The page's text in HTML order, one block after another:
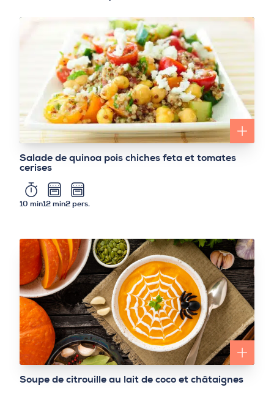
Salade de quinoa pois chiches feta et tomates
cerises
10 min12 min2 pers.
Soupe de citrouille au lait de coco et châtaignes